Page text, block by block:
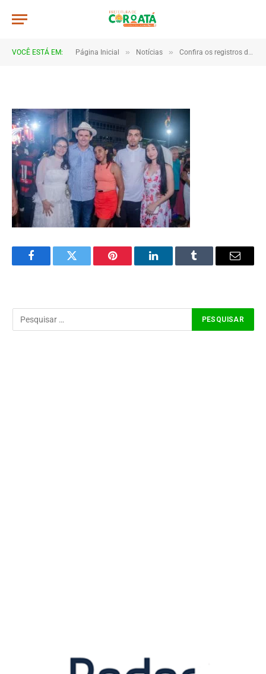
VOCÊ ESTÁ EM: Página Inicial » Notícias » Confira os registros da virada de ano em Coroatá
JWR_6303
FacebookTwitter Pinterest LinkedInTumblr Email